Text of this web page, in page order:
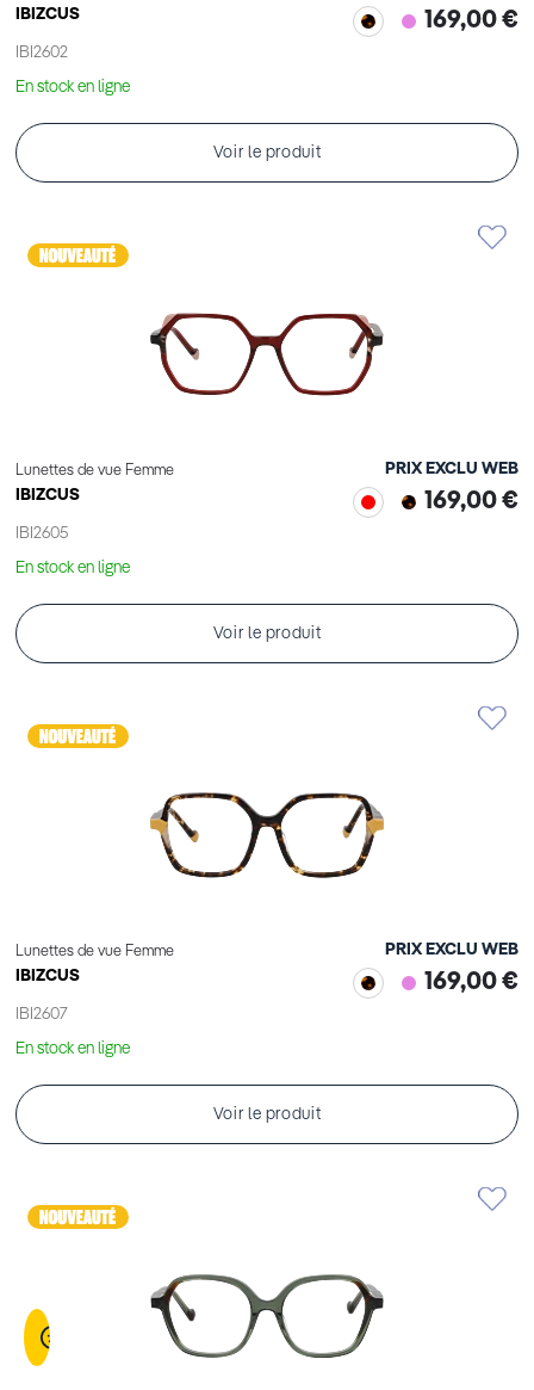
IBIZCUS
IBI2602
169,00 €
En stock en ligne
Voir le produit
Lunettes de vue Femme
IBIZCUS
IBI2605
PRIX EXCLU WEB
169,00 €
En stock en ligne
Voir le produit
Lunettes de vue Femme
IBIZCUS
IBI2607
PRIX EXCLU WEB
169,00 €
En stock en ligne
Voir le produit